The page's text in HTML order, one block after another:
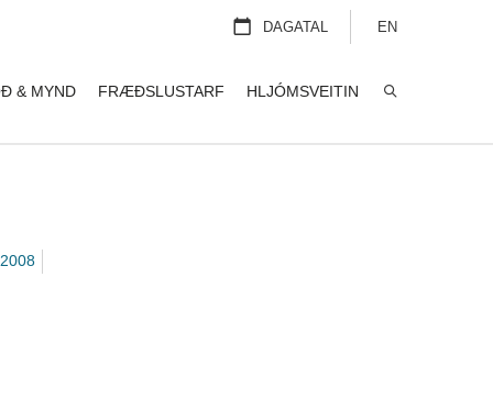
2008
& MYND FRÆÐSLUSTARF HLJÓMSVEITIN
EN
DAGATAL